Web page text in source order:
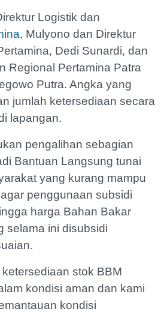
Logistik dan
, Mulyono dan Direktur
Dedi Sunardi, dan
Regional Pertamina Patra
Putra. Angka yang
jumlah ketersediaan secara
lapangan.
pengalihan sebagian
Bantuan Langsung tunai
yang kurang mampu
penggunaan subsidi
harga Bahan Bakar
selama ini disubsidi
stok BBM
kondisi aman dan kami
kondisi